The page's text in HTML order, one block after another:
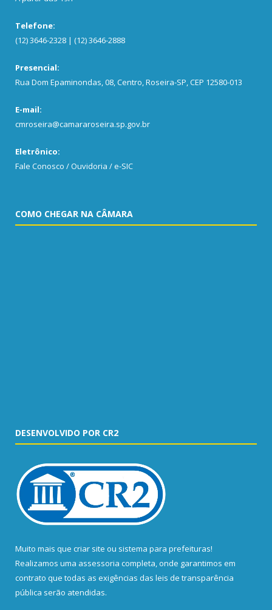
Telefone:
(12) 3646-2328 | (12) 3646-2888
Presencial:
Rua Dom Epaminondas, 08, Centro, Roseira-SP, CEP 12580-013
E-mail:
cmroseira@camararoseira.sp.gov.br
Eletrônico:
Fale Conosco / Ouvidoria / e-SIC
COMO CHEGAR NA CÂMARA
DESENVOLVIDO POR CR2
Muito mais que criar site ou sistema para prefeituras!
Realizamos uma assessoria completa, onde garantimos em
contrato que todas as exigências das leis de transparência
pública serão atendidas.